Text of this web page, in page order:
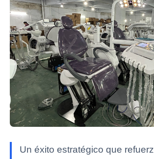
Un éxito estratégico que